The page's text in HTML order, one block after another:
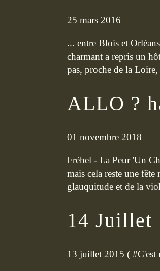
25 mars 2016
... entre Blois et
charmant a repris un
pas, proche de la
ALLO ?
01 novembre 2018
Fréhel - La Peur 'Un
mais cela reste une
glauquitude et de la
14 Juillet
13 juillet 2015 ( #C'est